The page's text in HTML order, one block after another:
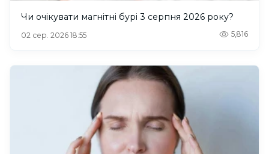
Чи очікувати магнітні бурі 3 серпня 2026 року?
02 сер. 2026 18:55 5,816